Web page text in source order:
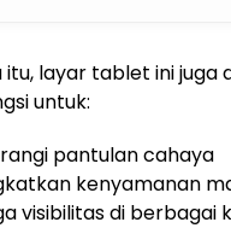
itu, layar tablet ini juga
untuk:
pantulan cahaya
kenyamanan
visibilitas di berbagai